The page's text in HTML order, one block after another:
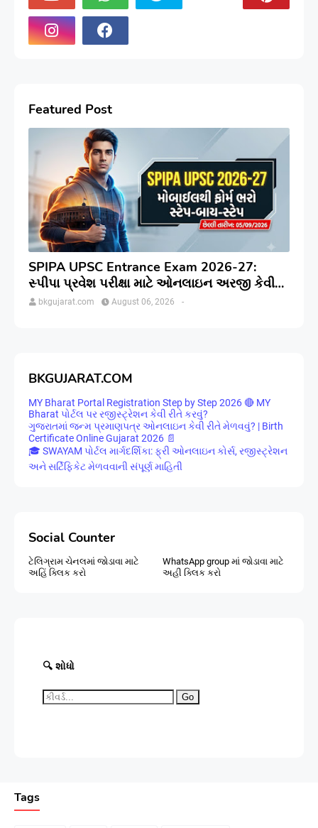
Featured Post
SPIPA UPSC Entrance Exam 2026-27:
સ્પીપા પ્રવેશ પરીક્ષા માટે ઓનલાઇન અરજી કેવી
રીતે કરવી? જાણો સંપૂર્ણ પ્રક્રિયા
bkgujarat.com -
August 06, 2026
BKGUJARAT.COM
MY Bharat Portal Registration Step by Step 2026 🔴 MY
Bharat પોર્ટલ પર રજીસ્ટ્રેશન કેવી રીતે કરવું?
ગુજરાતમાં જન્મ પ્રમાણપત્ર ઓનલાઇન કેવી રીતે મેળવવું? | Birth
Certificate Online Gujarat 2026 📄
🎓 SWAYAM પોર્ટલ માર્ગદર્શિકા: ફ્રી ઓનલાઇન કોર્સ, રજીસ્ટ્રેશન
અને સર્ટિફિકેટ મેળવવાની સંપૂર્ણ માહિતી
Social Counter
ટેલિગ્રામ ચેનલમાં જોડાવા માટે
અહિં ક્લિક કરો
WhatsApp group માં જોડાવા માટે
અહી ક્લિક કરો
🔍 શોધો
Go
Tags